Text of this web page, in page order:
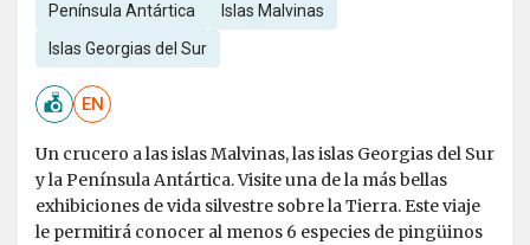
Península Antártica Islas Malvinas
Islas Georgias del Sur
EN
Un crucero a las islas Malvinas, las islas Georgias del Sur
y la Península Antártica. Visite una de la más bellas
exhibiciones de vida silvestre sobre la Tierra. Este viaje
le permitirá conocer al menos 6 especies de pingüinos